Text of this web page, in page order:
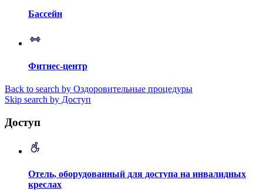
Бассейн
Фитнес-центр
Back to search by Оздоровительные процедуры
Skip search by Доступ
Доступ
Отель, оборудованный для доступа на инвалидных
креслах